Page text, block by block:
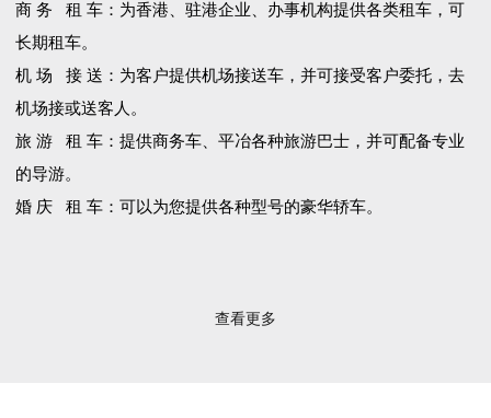
商 务 租 车：为香港、驻港企业、办事机构提供各类租车，可
长期租车。
机 场 接 送：为客户提供机场接送车，并可接受客户委托，去
机场接或送客人。
旅 游 租 车：提供商务车、平冶各种旅游巴士，并可配备专业
的导游。
婚 庆 租 车：可以为您提供各种型号的豪华轿车。
查看更多